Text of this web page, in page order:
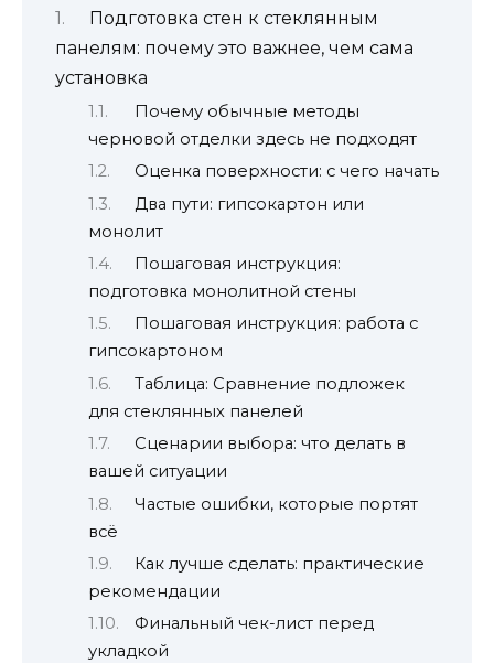
Подготовка стен к стеклянным
панелям: почему это важнее, чем сама
установка
Почему обычные методы
черновой отделки здесь не подходят
Оценка поверхности: с чего начать
Два пути: гипсокартон или
монолит
Пошаговая инструкция:
подготовка монолитной стены
Пошаговая инструкция: работа с
гипсокартоном
Таблица: Сравнение подложек
для стеклянных панелей
Сценарии выбора: что делать в
вашей ситуации
Частые ошибки, которые портят
всё
Как лучше сделать: практические
рекомендации
Финальный чек-лист перед
укладкой